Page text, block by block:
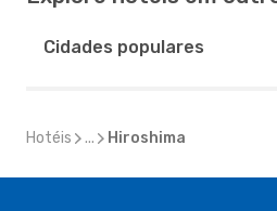
Cidades populares
Hotéis ... Hiroshima